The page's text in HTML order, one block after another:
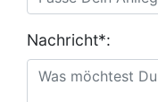
Nachricht*: